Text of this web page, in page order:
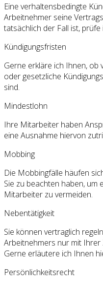
Eine verhaltensbedingte
Arbeitnehmer seine
tatsächlich der Fall ist, prüfe
Kündigungsfristen
Gerne erkläre ich Ihnen, ob
oder gesetzliche
sind.
Mindestlohn
Ihre Mitarbeiter haben
eine Ausnahme hiervon
Mobbing
Die Mobbingfälle häufen
Sie zu beachten haben, um
Mitarbeiter zu vermeiden.
Nebentätigkeit
Sie können vertraglich
Arbeitnehmers nur mit
Gerne erläutere ich Ihnen
Persönlichkeitsrecht